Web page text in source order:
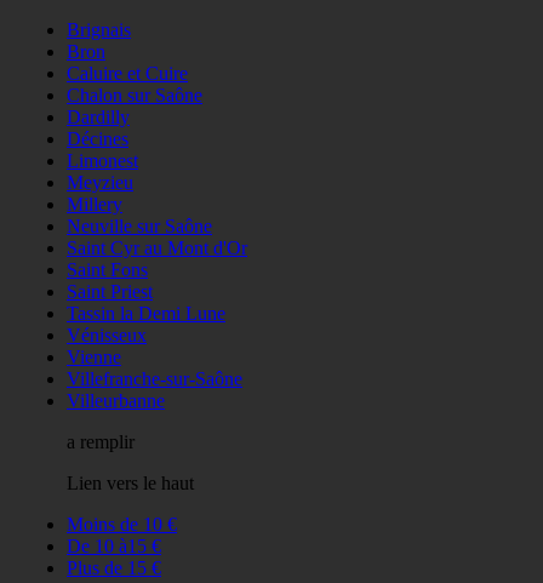
Brignais
Bron
Caluire et Cuire
Chalon sur Saône
Dardilly
Décines
Limonest
Meyzieu
Millery
Neuville sur Saône
Saint Cyr au Mont d'Or
Saint Fons
Saint Priest
Tassin la Demi Lune
Vénisseux
Vienne
Villefranche-sur-Saône
Villeurbanne
a remplir
Lien vers le haut
Moins de 10 €
De 10 à15 €
Plus de 15 €